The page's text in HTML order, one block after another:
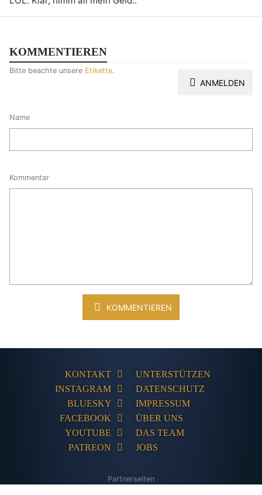
KOMMENTIEREN
Bitte beachte unsere Etikette.
ANMELDEN
Name
Kommentar
KOMMENTIEREN
KONTAKT
INSTAGRAM
BLUESKY
FACEBOOK
YOUTUBE
PATREON
UNTERSTÜTZEN
DATENSCHUTZ
IMPRESSUM
ÜBER UNS
DAS TEAM
JOBS
Partnerseiten